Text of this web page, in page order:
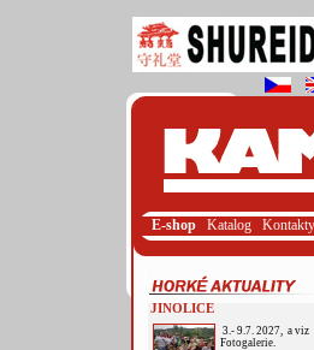
E-shop Katalog Kontakty
JINOLICE
3.- 9.7. 2027, a viz
Fotogalerie.